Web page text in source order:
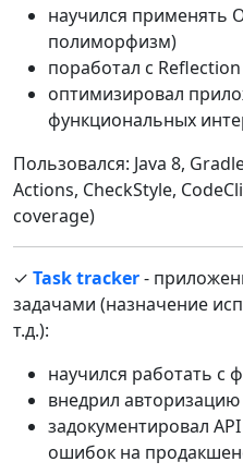
научился применять
полиморфизм)
поработал с
оптимизировал
функциональных
Пользовался: Java 8,
Actions, CheckStyle,
coverage)
✓ Task tracker-
задачами (назначение
т.д.):
научился работать с
внедрил
задокументировал
ошибок на